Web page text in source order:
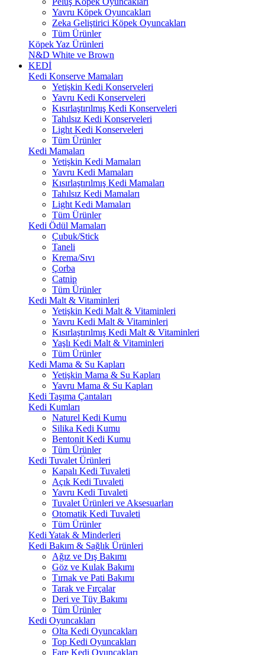
Yavru Köpek Oyuncakları
Zeka Geliştirici Köpek Oyuncakları
Tüm Ürünler
Köpek Yaz Ürünleri
N&D White ve Brown
KEDİ
Kedi Konserve Mamaları
Yetişkin Kedi Konserveleri
Yavru Kedi Konserveleri
Kısırlaştırılmış Kedi Konserveleri
Tahılsız Kedi Konserveleri
Light Kedi Konserveleri
Tüm Ürünler
Kedi Mamaları
Yetişkin Kedi Mamaları
Yavru Kedi Mamaları
Kısırlaştırılmış Kedi Mamaları
Tahılsız Kedi Mamaları
Light Kedi Mamaları
Tüm Ürünler
Kedi Ödül Mamaları
Çubuk/Stick
Taneli
Krema/Sıvı
Çorba
Catnip
Tüm Ürünler
Kedi Malt & Vitaminleri
Yetişkin Kedi Malt & Vitaminleri
Yavru Kedi Malt & Vitaminleri
Kısırlaştırılmış Kedi Malt & Vitaminleri
Yaşlı Kedi Malt & Vitaminleri
Tüm Ürünler
Kedi Mama & Su Kapları
Yetişkin Mama & Su Kapları
Yavru Mama & Su Kapları
Kedi Taşıma Çantaları
Kedi Kumları
Naturel Kedi Kumu
Silika Kedi Kumu
Bentonit Kedi Kumu
Tüm Ürünler
Kedi Tuvalet Ürünleri
Kapalı Kedi Tuvaleti
Açık Kedi Tuvaleti
Yavru Kedi Tuvaleti
Tuvalet Ürünleri ve Aksesuarları
Otomatik Kedi Tuvaleti
Tüm Ürünler
Kedi Yatak & Minderleri
Kedi Bakım & Sağlık Ürünleri
Ağız ve Dış Bakımı
Göz ve Kulak Bakımı
Tırnak ve Pati Bakımı
Tarak ve Fırçalar
Deri ve Tüy Bakımı
Tüm Ürünler
Kedi Oyuncakları
Olta Kedi Oyuncakları
Top Kedi Oyuncakları
Fare Kedi Oyuncakları